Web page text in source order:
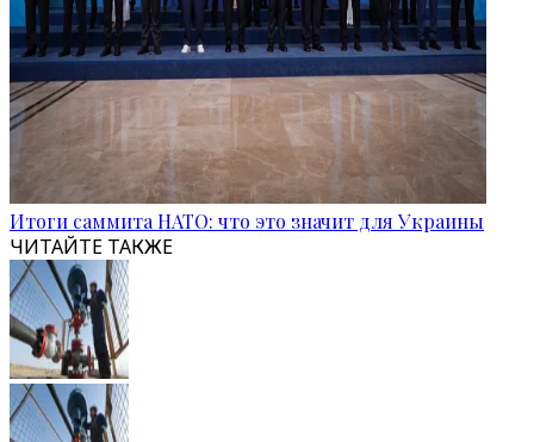
Итоги саммита НАТО: что это значит для Украины
ЧИТАЙТЕ ТАКЖЕ